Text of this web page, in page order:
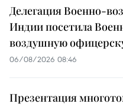
Делегация Военно-
Индии посетила
воздушную
06/08/2026 08:46
Презентация